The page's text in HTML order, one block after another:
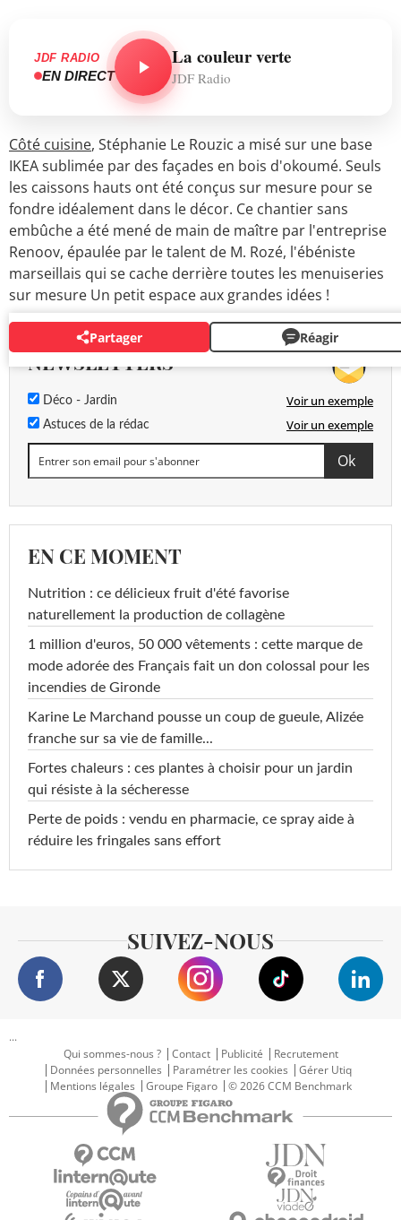
JDF RADIO
EN DIRECT
La couleur verte
JDF Radio
Côté cuisine, Stéphanie Le Rouzic a misé sur une base
IKEA sublimée par des façades en bois d'okoumé. Seuls
les caissons hauts ont été conçus sur mesure pour se
fondre idéalement dans le décor. Ce chantier sans
embûche a été mené de main de maître par l'entreprise
Renoov, épaulée par le talent de M. Rozé, l'ébéniste
marseillais qui se cache derrière toutes les menuiseries
sur mesure Un petit espace aux grandes idées !
Partager Réagir
NEWSLETTERS
Déco - Jardin Voir un exemple
Astuces de la rédac Voir un exemple
EN CE MOMENT
Nutrition : ce délicieux fruit d'été favorise
naturellement la production de collagène
1 million d'euros, 50 000 vêtements : cette marque de
mode adorée des Français fait un don colossal pour les
incendies de Gironde
Karine Le Marchand pousse un coup de gueule, Alizée
franche sur sa vie de famille...
Fortes chaleurs : ces plantes à choisir pour un jardin
qui résiste à la sécheresse
Perte de poids : vendu en pharmacie, ce spray aide à
réduire les fringales sans effort
SUIVEZ-NOUS
...
Qui sommes-nous ?
Contact Publicité
Recrutement
Données personnelles
Paramétrer les cookies
Gérer Utiq
Mentions légales
Groupe Figaro © 2026 CCM Benchmark